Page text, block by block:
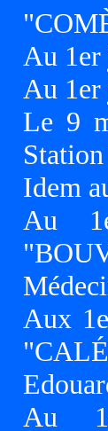
Au
Au
Le 9
Idem
Au
Aux
Au